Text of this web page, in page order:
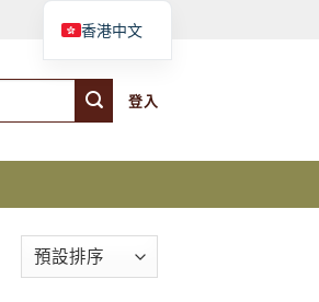
購物車
登入
香港中文